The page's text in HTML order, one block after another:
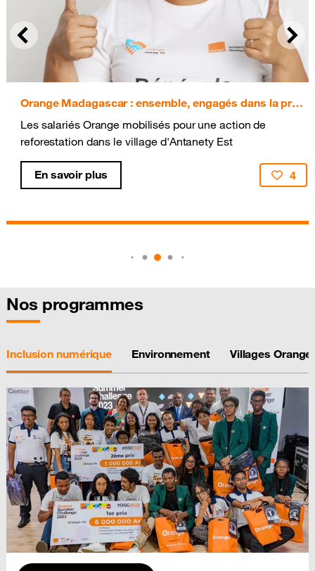
Précédent
Orange Madagascar : ensemble, engagés dans la protection de l'environnement
Les salariés Orange mobilisés pour une action de
reforestation dans le village d'Antanety Est
En savoir plus 4
Nos programmes
Inclusion numérique Environnement Villages Orange